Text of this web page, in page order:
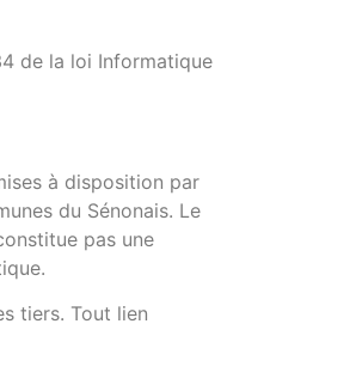
de la loi Informatique
à disposition par
du Sénonais. Le
pas une
tiers. Tout lien